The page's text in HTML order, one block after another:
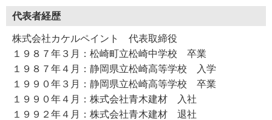
代表者経歴
株式会社カケルペイント 代表取締役
１９８７年３月：松崎町立松崎中学校 卒業
１９８７年４月：静岡県立松崎高等学校 入学
１９９０年３月：静岡県立松崎高等学校 卒業
１９９０年４月：株式会社青木建材 入社
１９９２年４月：株式会社青木建材 退社